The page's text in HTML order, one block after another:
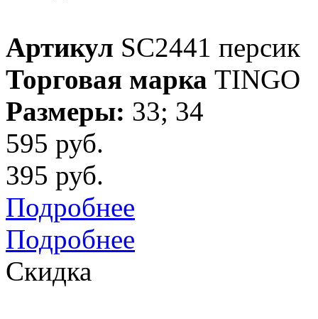
Артикул SC2441 персик
Торговая марка TINGO
Размеры: 33; 34
595 руб.
395 руб.
Подробнее
Подробнее
Скидка